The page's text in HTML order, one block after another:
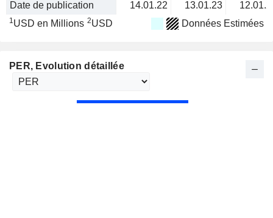
Date de publication 14.01.22 13.01.23
1USD en Millions 2USD Données Estimées
PER, Evolution détaillée